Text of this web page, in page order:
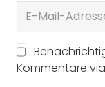
Kommentare